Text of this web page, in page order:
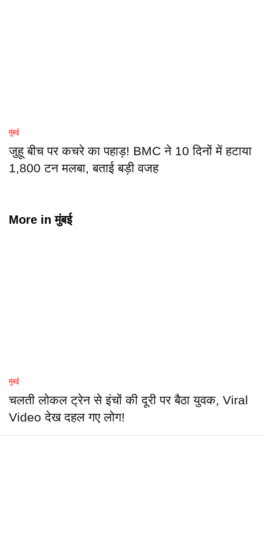
मुंबई
जुहू बीच पर कचरे का पहाड़! BMC ने 10 दिनों में हटाया
1,800 टन मलबा, बताई बड़ी वजह
More inमुंबई
मुंबई
चलती लोकल ट्रेन से इंचों की दूरी पर बैठा युवक, Viral
Video देख दहल गए लोग!